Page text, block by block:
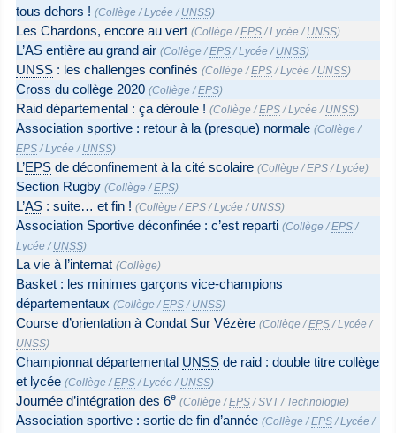
tous dehors ! (Collège /Lycée / UNSS)
Les Chardons, encore au vert (Collège /EPS /Lycée / UNSS)
L’AS entière au grand air (Collège /EPS /Lycée / UNSS)
UNSS : les challenges confinés (Collège /EPS /Lycée / UNSS)
Cross du collège 2020 (Collège /EPS)
Raid départemental : ça déroule ! (Collège /EPS /Lycée / UNSS)
Association sportive : retour à la (presque) normale (Collège /
EPS /Lycée / UNSS)
L’EPS de déconfinement à la cité scolaire (Collège /EPS /Lycée)
Section Rugby (Collège /EPS)
L’AS : suite… et fin ! (Collège /EPS /Lycée / UNSS)
Association Sportive déconfinée : c’est reparti (Collège /EPS /
Lycée / UNSS)
La vie à l’internat (Collège)
Basket : les minimes garçons vice-champions
départementaux (Collège /EPS / UNSS)
Course d’orientation à Condat Sur Vézère (Collège /EPS /Lycée /
UNSS)
Championnat départemental UNSS de raid : double titre collège
et lycée (Collège /EPS /Lycée / UNSS)
Journée d’intégration des 6e (Collège /EPS /SVT/ Technologie)
Association sportive : sortie de fin d’année (Collège /EPS /Lycée /